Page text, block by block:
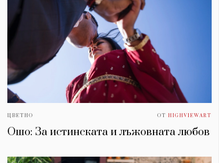
ЦВЕТНО ОТ HIGHVIEWART
Ошо: За истинската и лъжовната любов